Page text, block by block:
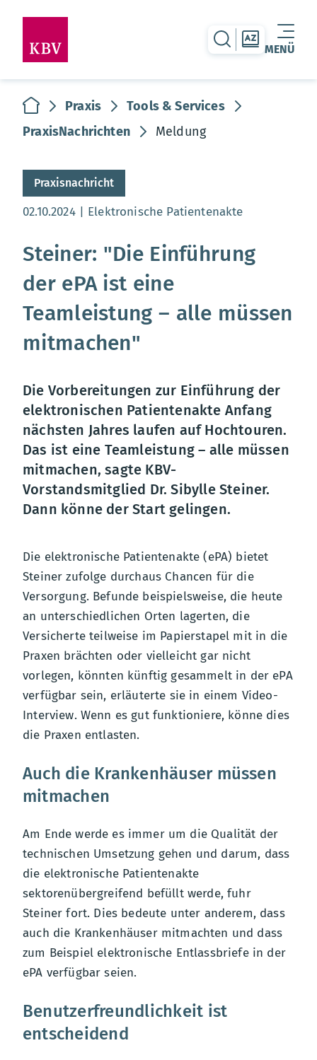
MENÜ
Warenkorb leer
zur Suche-Seite
zur
zur Startseite
Praxis
Tools & Services
PraxisNachrichten
Meldung
Praxisnachricht
Aktualisierungsdatum:
02.10.2024 Elektronische Patientenakte
Steiner: "Die Einführung
der ePA ist eine
Teamleistung – alle müssen
mitmachen"
Die Vorbereitungen zur Einführung der
elektronischen Patientenakte Anfang
nächsten Jahres laufen auf Hochtouren.
Das ist eine Teamleistung – alle müssen
mitmachen, sagte KBV-
Vorstandsmitglied Dr. Sibylle Steiner.
Dann könne der Start gelingen.
Die elektronische Patientenakte (ePA) bietet
Steiner zufolge durchaus Chancen für die
Versorgung. Befunde beispielsweise, die heute
an unterschiedlichen Orten lagerten, die
Versicherte teilweise im Papierstapel mit in die
Praxen brächten oder vielleicht gar nicht
vorlegen, könnten künftig gesammelt in der ePA
verfügbar sein, erläuterte sie in einem Video-
Interview. Wenn es gut funktioniere, könne dies
die Praxen entlasten.
Auch die Krankenhäuser müssen
mitmachen
Am Ende werde es immer um die Qualität der
technischen Umsetzung gehen und darum, dass
die elektronische Patientenakte
sektorenübergreifend befüllt werde, fuhr
Steiner fort. Dies bedeute unter anderem, dass
auch die Krankenhäuser mitmachten und dass
zum Beispiel elektronische Entlassbriefe in der
ePA verfügbar seien.
Benutzerfreundlichkeit ist
entscheidend